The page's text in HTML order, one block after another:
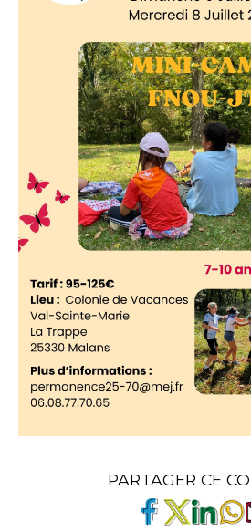
PARTAGER CE